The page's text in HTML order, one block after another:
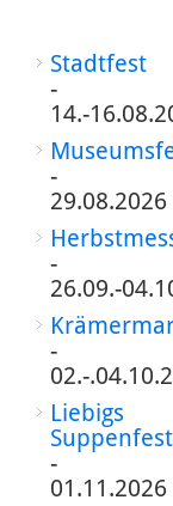
Stadtfest
-
14.-
-
29.08.2026
-
26.09.-
-
02.-
Liebigs
Suppenfest
-
01.11.2026